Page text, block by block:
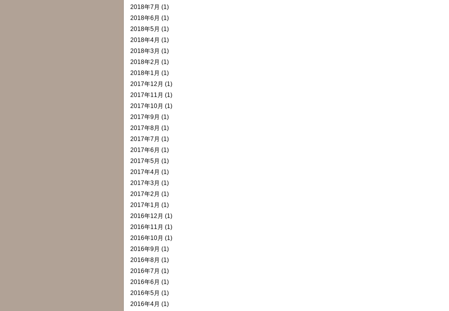
2018年7月 (1)
2018年6月 (1)
2018年5月 (1)
2018年4月 (1)
2018年3月 (1)
2018年2月 (1)
2018年1月 (1)
2017年12月 (1)
2017年11月 (1)
2017年10月 (1)
2017年9月 (1)
2017年8月 (1)
2017年7月 (1)
2017年6月 (1)
2017年5月 (1)
2017年4月 (1)
2017年3月 (1)
2017年2月 (1)
2017年1月 (1)
2016年12月 (1)
2016年11月 (1)
2016年10月 (1)
2016年9月 (1)
2016年8月 (1)
2016年7月 (1)
2016年6月 (1)
2016年5月 (1)
2016年4月 (1)